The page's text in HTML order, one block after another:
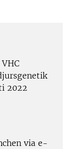
2022
via e-